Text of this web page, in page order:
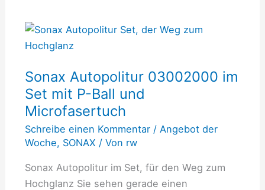
Sonax Autopolitur 03002000 im
Set mit P-Ball und
Microfasertuch
Schreibe einen Kommentar / Angebot der
Woche, SONAX / Von rw
Sonax Autopolitur im Set, für den Weg zum
Hochglanz Sie sehen gerade einen
Sonax
Autopolitur
im
Set
mit
P-
Ball
Microfasertuch